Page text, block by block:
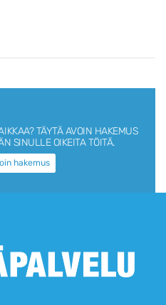
TÄYTÄ AVOIN HAKEMUS
SINULLE OIKEITA TÖITÄ.
hakemus